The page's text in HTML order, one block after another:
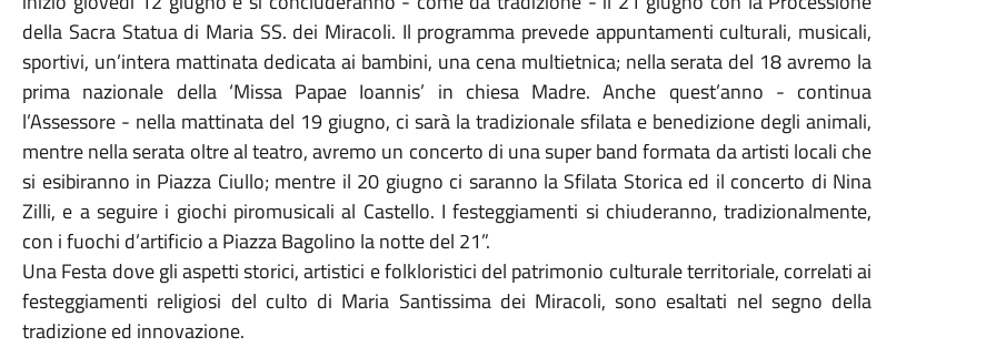
della Sacra Statua di Maria SS. dei Miracoli. Il programma prevede appuntamenti culturali, musicali,
sportivi, un’intera mattinata dedicata ai bambini, una cena multietnica; nella serata del 18 avremo la
prima nazionale della ‘Missa Papae Ioannis’ in chiesa Madre. Anche quest’anno - continua
l’Assessore - nella mattinata del 19 giugno, ci sarà la tradizionale sfilata e benedizione degli animali,
mentre nella serata oltre al teatro, avremo un concerto di una super band formata da artisti locali che
si esibiranno in Piazza Ciullo; mentre il 20 giugno ci saranno la Sfilata Storica ed il concerto di Nina
Zilli, e a seguire i giochi piromusicali al Castello. I festeggiamenti si chiuderanno, tradizionalmente,
con i fuochi d’artificio a Piazza Bagolino la notte del 21”.
Una Festa dovegli aspetti storici, artistici e folkloristici del patrimonio culturale territoriale, correlati ai
festeggiamenti religiosi del culto di Maria Santissima dei Miracoli, sono esaltati nel segno della
tradizione ed innovazione.